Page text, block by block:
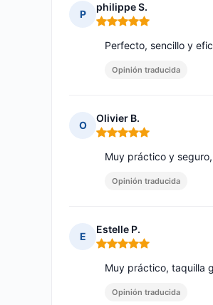
P
philippe S.
Nota: 5 de 5
Perfecto, sencillo y
Opinión traducida
O
Olivier B.
Nota: 5 de 5
Muy práctico y
Opinión traducida
E
Estelle P.
Nota: 5 de 5
Muy práctico, taquilla
Opinión traducida